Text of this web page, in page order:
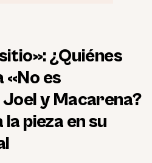
¿Quiénes
«No es
y Macarena?
pieza en su